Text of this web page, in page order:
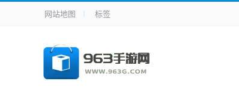
手机应用
手机游戏 体育竞技
网站地图 标签